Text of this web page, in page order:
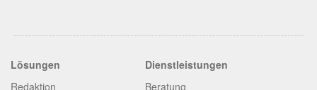
Lösungen
Redaktion
Dienstleistungen
Beratung